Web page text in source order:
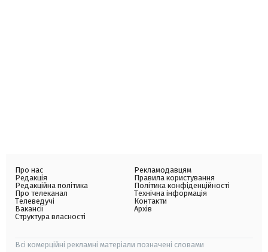
Про нас
Редакція
Редакційна політика
Про телеканал
Телеведучі
Вакансії
Структура власності
Рекламодавцям
Правила користування
Політика конфіденційності
Технічна інформація
Контакти
Архів
Всі комерційні рекламні матеріали позначені словами